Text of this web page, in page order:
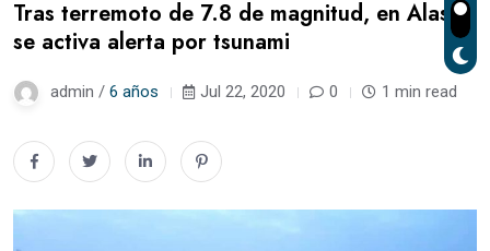
Tras terremoto de 7.8 de magnitud, en Alaska
se activa alerta por tsunami
admin / 6 años Jul 22, 2020 0 1 min read